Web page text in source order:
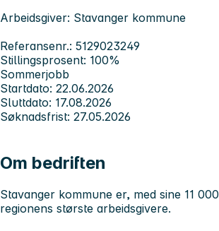
Arbeidsgiver: Stavanger kommune
Referansenr.: 5129023249
Stillingsprosent: 100%
Sommerjobb
Startdato: 22.06.2026
Sluttdato: 17.08.2026
Søknadsfrist: 27.05.2026
Om bedriften
Stavanger kommune er, med sine 11
regionens største arbeidsgivere.